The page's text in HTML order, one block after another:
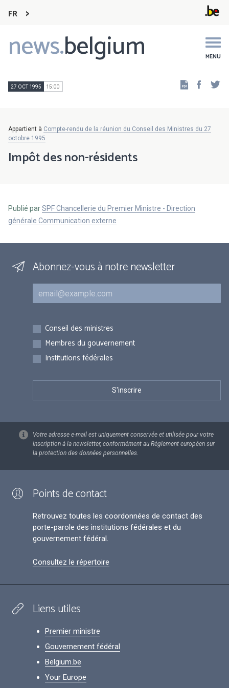
FR
news.belgium MENU
Main
navigation
27 OCT 1995 15:00
Appartient à Compte-rendu de la réunion du Conseil des Ministres du 27
octobre 1995
Impôt des non-résidents
Publié parSPF Chancellerie du Premier Ministre - Direction
générale Communication externe
Abonnez-vous à notre newsletter
Courriel
Inscriptions
Conseil des ministres
Membres du gouvernement
Institutions fédérales
Votre adresse e-mail est uniquement conservée et utilisée pour votre
inscription à la newsletter, conformément au Règlement européen sur
la protection des données personnelles.
Points de contact
Retrouvez toutes les coordonnées de contact des
porte-parole des institutions fédérales et du
gouvernement fédéral.
Consultez le répertoire
Liens utiles
Premier ministre
Gouvernement fédéral
Belgium.be
Your Europe